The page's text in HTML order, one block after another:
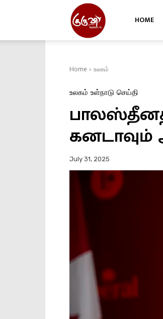
HOME
Home உலகம்
உலகம் உள்நாடு செய்தி
கனடாவும்
July 31, 2025